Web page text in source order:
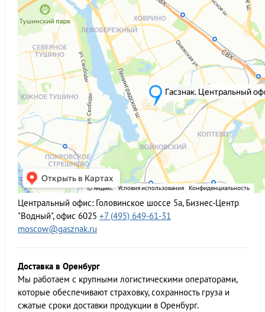
Центральный офис: Головинское шоссе 5а, Бизнес-Центр
"Водный", офис 6025 +7 (495) 649-61-31
moscow@gasznak.ru
Доставка в Оренбург
Мы работаем c крупными логистическими операторами,
которые обеспечивают страховку, сохранность груза и
сжатые сроки доставки продукции в Оренбург.